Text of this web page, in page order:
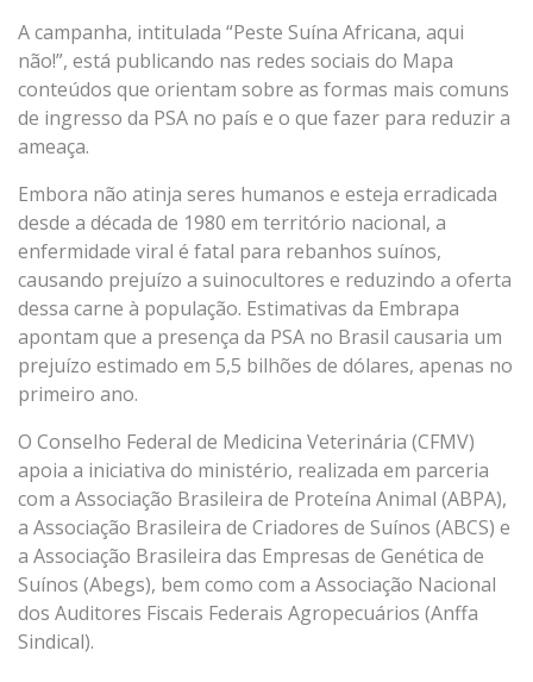
A campanha, intitulada “Peste Suína Africana, aqui
não!”, está publicando nas redes sociais do Mapa
conteúdos que orientam sobre as formas mais comuns
de ingresso da PSA no país e o que fazer para reduzir a
ameaça.
Embora não atinja seres humanos e esteja erradicada
desde a década de 1980 em território nacional, a
enfermidade viral é fatal para rebanhos suínos,
causando prejuízo a suinocultores e reduzindo a oferta
dessa carne à população. Estimativas da Embrapa
apontam que a presença da PSA no Brasil causaria um
prejuízo estimado em 5,5 bilhões de dólares, apenas no
primeiro ano.
O Conselho Federal de Medicina Veterinária (CFMV)
apoia a iniciativa do ministério, realizada em parceria
com a Associação Brasileira de Proteína Animal (ABPA),
a Associação Brasileira de Criadores de Suínos (ABCS) e
a Associação Brasileira das Empresas de Genética de
Suínos (Abegs), bem como com a Associação Nacional
dos Auditores Fiscais Federais Agropecuários (Anffa
Sindical).